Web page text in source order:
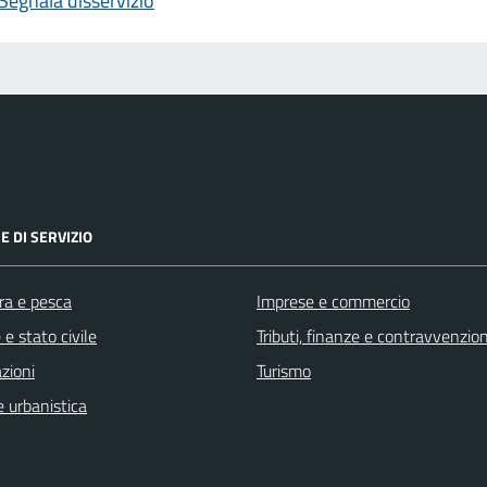
DI SERVIZIO
e pesca
e stato civile
urbanistica
Imprese e commercio
Tributi, finanze e
Turismo